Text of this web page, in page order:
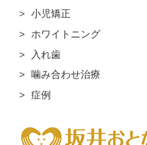
小児矯正
ホワイトニング
入れ歯
噛み合わせ治療
症例